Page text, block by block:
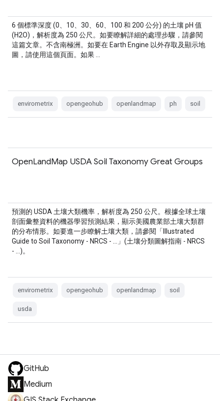
6 個標準深度 (0、10、30、60、100 和 200 公分) 的土壤 pH 值
(H2O)，解析度為 250 公尺。如要瞭解詳細的處理步驟，請參閱
這篇文章。不含南極洲。如要在 Earth Engine 以外存取及顯示地
圖，請使用這個頁面。如果 …
envirometrix opengeohub openlandmap ph soil
OpenLandMap USDA Soil Taxonomy Great Groups
預測的 USDA 土壤大類機率，解析度為 250 公尺。根據全球土壤
剖面彙整資料的機器學習預測結果，顯示美國農業部土壤大類群
的分布情形。如要進一步瞭解土壤大類，請參閱「Illustrated
Guide to Soil Taxonomy - NRCS - …」(土壤分類圖解指南 - NRCS
- …)。
envirometrix opengeohub openlandmap soil
usda
GitHub
Medium